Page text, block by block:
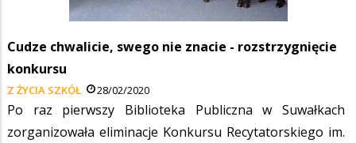
Cudze chwalicie, swego nie znacie - rozstrzygnięcie
konkursu
Z ŻYCIA SZKÓŁ 28/02/2020
Po raz pierwszy Biblioteka Publiczna w Suwałkach
zorganizowała eliminacje Konkursu Recytatorskiego im.